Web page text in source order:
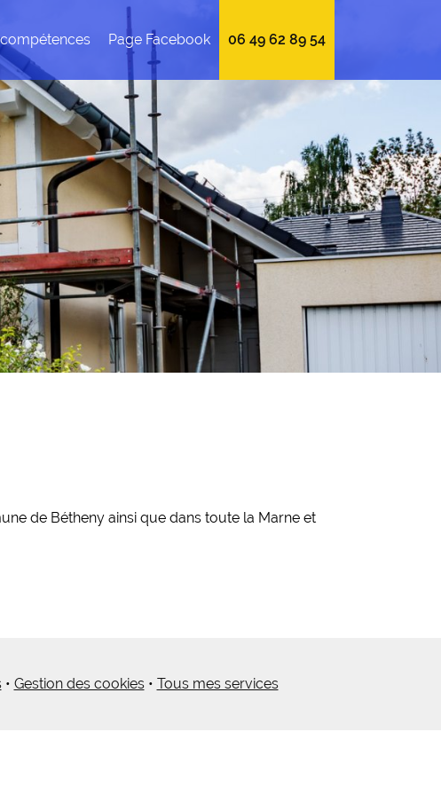
Page Facebook 06 49 62 89 54
de Bétheny ainsi que dans toute la Marne et
• Gestion des cookies• Tous mes services